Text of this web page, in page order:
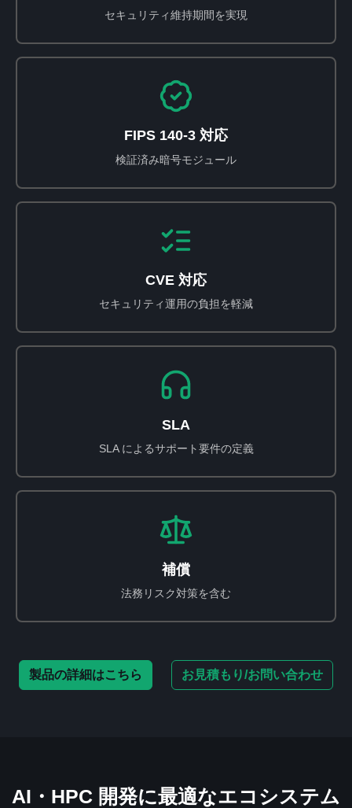
セキュリティ維持期間を実現
FIPS 140-3 対応
検証済み暗号モジュール
CVE 対応
セキュリティ運用の負担を軽減
SLA
SLA によるサポート要件の定義
補償
法務リスク対策を含む
製品の詳細はこちら お見積もり/お問い合わせ
AI・HPC 開発に最適なエコシステム